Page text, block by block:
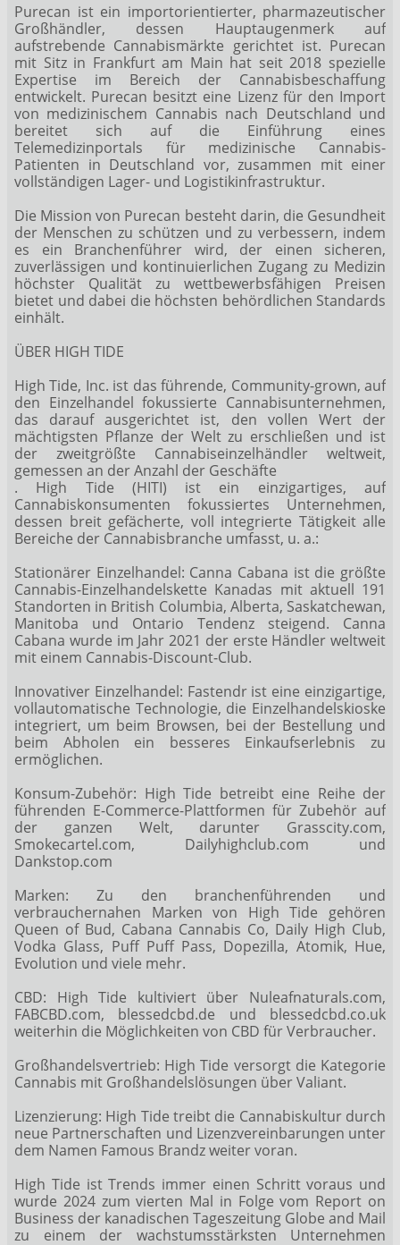
Purecan ist ein importorientierter, pharmazeutischer
Großhändler, dessen Hauptaugenmerk auf
aufstrebende Cannabismärkte gerichtet ist. Purecan
mit Sitz in Frankfurt am Main hat seit 2018 spezielle
Expertise im Bereich der Cannabisbeschaffung
entwickelt. Purecan besitzt eine Lizenz für den Import
von medizinischem Cannabis nach Deutschland und
bereitet sich auf die Einführung eines
Telemedizinportals für medizinische Cannabis-
Patienten in Deutschland vor, zusammen mit einer
vollständigen Lager- und Logistikinfrastruktur.
Die Mission von Purecan besteht darin, die Gesundheit
der Menschen zu schützen und zu verbessern, indem
es ein Branchenführer wird, der einen sicheren,
zuverlässigen und kontinuierlichen Zugang zu Medizin
höchster Qualität zu wettbewerbsfähigen Preisen
bietet und dabei die höchsten behördlichen Standards
einhält.
ÜBER HIGH TIDE
High Tide, Inc. ist das führende, Community-grown, auf
den Einzelhandel fokussierte Cannabisunternehmen,
das darauf ausgerichtet ist, den vollen Wert der
mächtigsten Pflanze der Welt zu erschließen und ist
der zweitgrößte Cannabiseinzelhändler weltweit,
gemessen an der Anzahl der Geschäfte
. High Tide (HITI) ist ein einzigartiges, auf
Cannabiskonsumenten fokussiertes Unternehmen,
dessen breit gefächerte, voll integrierte Tätigkeit alle
Bereiche der Cannabisbranche umfasst, u. a.:
Stationärer Einzelhandel: Canna Cabana ist die größte
Cannabis-Einzelhandelskette Kanadas mit aktuell 191
Standorten in British Columbia, Alberta, Saskatchewan,
Manitoba und Ontario Tendenz steigend. Canna
Cabana wurde im Jahr 2021 der erste Händler weltweit
mit einem Cannabis-Discount-Club.
Innovativer Einzelhandel: Fastendr ist eine einzigartige,
vollautomatische Technologie, die Einzelhandelskioske
integriert, um beim Browsen, bei der Bestellung und
beim Abholen ein besseres Einkaufserlebnis zu
ermöglichen.
Konsum-Zubehör: High Tide betreibt eine Reihe der
führenden E-Commerce-Plattformen für Zubehör auf
der ganzen Welt, darunter Grasscity.com,
Smokecartel.com, Dailyhighclub.com und
Dankstop.com
Marken: Zu den branchenführenden und
verbrauchernahen Marken von High Tide gehören
Queen of Bud, Cabana Cannabis Co, Daily High Club,
Vodka Glass, Puff Puff Pass, Dopezilla, Atomik, Hue,
Evolution und viele mehr.
CBD: High Tide kultiviert über Nuleafnaturals.com,
FABCBD.com, blessedcbd.de und blessedcbd.co.uk
weiterhin die Möglichkeiten von CBD für Verbraucher.
Großhandelsvertrieb: High Tide versorgt die Kategorie
Cannabis mit Großhandelslösungen über Valiant.
Lizenzierung: High Tide treibt die Cannabiskultur durch
neue Partnerschaften und Lizenzvereinbarungen unter
dem Namen Famous Brandz weiter voran.
High Tide ist Trends immer einen Schritt voraus und
wurde 2024 zum vierten Mal in Folge vom Report on
Business der kanadischen Tageszeitung Globe and Mail
zu einem der wachstumsstärksten Unternehmen